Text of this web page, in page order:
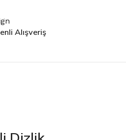
Alışveriş